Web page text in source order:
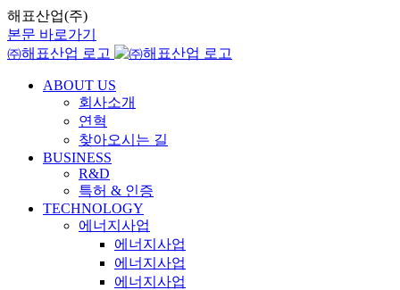
해표산업(주)
본문 바로가기
㈜해표산업 로고
ABOUT US
회사소개
연혁
찾아오시는 길
BUSINESS
R&D
특허 & 인증
TECHNOLOGY
에너지사업
에너지사업
에너지사업
에너지사업